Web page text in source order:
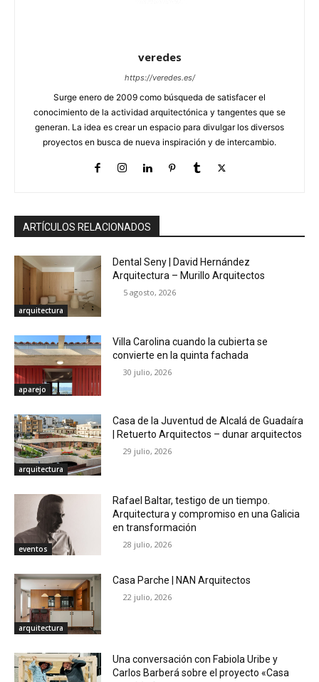
veredes
https://veredes.es/
Surge enero de 2009 como búsqueda de satisfacer el
conocimiento de la actividad arquitectónica y tangentes que se
generan. La idea es crear un espacio para divulgar los diversos
proyectos en busca de nueva inspiración y de intercambio.
ARTÍCULOS RELACIONADOS
arquitectura
Dental Seny | David Hernández
Arquitectura – Murillo Arquitectos
5 agosto, 2026
aparejo
Villa Carolina cuando la cubierta se
convierte en la quinta fachada
30 julio, 2026
arquitectura
Casa de la Juventud de Alcalá de Guadaíra
| Retuerto Arquitectos – dunar arquitectos
29 julio, 2026
eventos
Rafael Baltar, testigo de un tiempo.
Arquitectura y compromiso en una Galicia
en transformación
28 julio, 2026
arquitectura
Casa Parche | NAN Arquitectos
22 julio, 2026
Una conversación con Fabiola Uribe y
Carlos Barberá sobre el proyecto «Casa